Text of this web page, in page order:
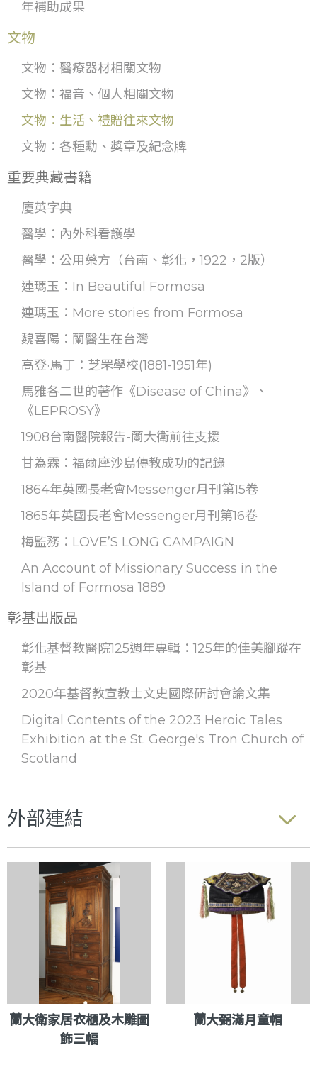
年補助成果
文物
文物：醫療器材相關文物
文物：福音、個人相關文物
文物：生活、禮贈往來文物
文物：各種勳、獎章及紀念牌
重要典藏書籍
廈英字典
醫學：內外科看護學
醫學：公用藥方（台南、彰化，1922，2版）
連瑪玉：In Beautiful Formosa
連瑪玉：More stories from Formosa
魏喜陽：蘭醫生在台灣
高登·馬丁：芝罘學校(1881-1951年)
馬雅各二世的著作《Disease of China》、
《LEPROSY》
1908台南醫院報告-蘭大衛前往支援
甘為霖：福爾摩沙島傳教成功的記錄
1864年英國長老會Messenger月刊第15卷
1865年英國長老會Messenger月刊第16卷
梅監務：LOVE’S LONG CAMPAIGN
An Account of Missionary Success in the
Island of Formosa 1889
彰基出版品
彰化基督教醫院125週年專輯：125年的佳美腳蹤在
彰基
2020年基督教宣教士文史國際研討會論文集
Digital Contents of the 2023 Heroic Tales
Exhibition at the St. George's Tron Church of
Scotland
外部連結
蘭大衛家居衣櫃及木雕圖
飾三幅
蘭大弼滿月童帽